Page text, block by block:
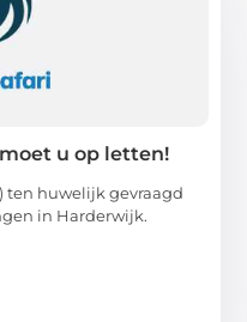
u op letten!
ten huwelijk gevraagd
in Harderwijk.